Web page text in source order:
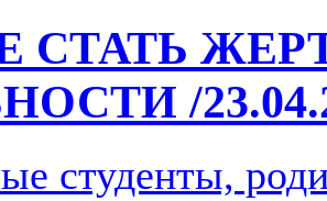
СТАТЬ
/
студенты,